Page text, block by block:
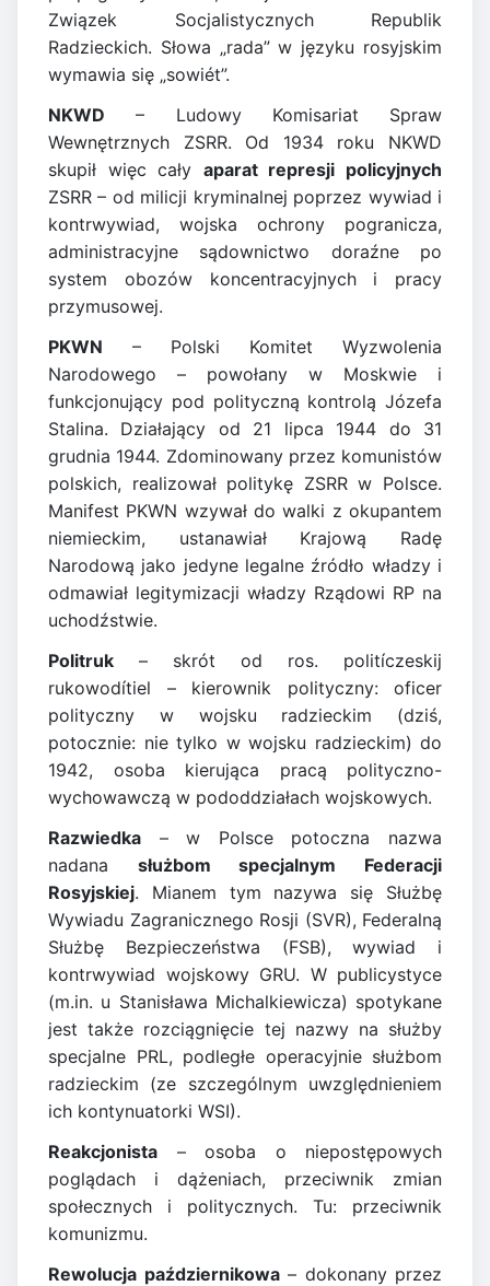
Związek Socjalistycznych Republik
Radzieckich. Słowa „rada” w języku rosyjskim
wymawia się „sowiét”.
NKWD – Ludowy Komisariat Spraw
Wewnętrznych ZSRR. Od 1934 roku NKWD
skupił więc cały aparat represji policyjnych
ZSRR – od milicji kryminalnej poprzez wywiad i
kontrwywiad, wojska ochrony pogranicza,
administracyjne sądownictwo doraźne po
system obozów koncentracyjnych i pracy
przymusowej.
PKWN – Polski Komitet Wyzwolenia
Narodowego – powołany w Moskwie i
funkcjonujący pod polityczną kontrolą Józefa
Stalina. Działający od 21 lipca 1944 do 31
grudnia 1944. Zdominowany przez komunistów
polskich, realizował politykę ZSRR w Polsce.
Manifest PKWN wzywał do walki z okupantem
niemieckim, ustanawiał Krajową Radę
Narodową jako jedyne legalne źródło władzy i
odmawiał legitymizacji władzy Rządowi RP na
uchodźstwie.
Politruk – skrót od ros. politíczeskij
rukowodítiel – kierownik polityczny: oficer
polityczny w wojsku radzieckim (dziś,
potocznie: nie tylko w wojsku radzieckim) do
1942, osoba kierująca pracą polityczno-
wychowawczą w pododdziałach wojskowych.
Razwiedka – w Polsce potoczna nazwa
nadana służbom specjalnym Federacji
Rosyjskiej. Mianem tym nazywa się Służbę
Wywiadu Zagranicznego Rosji (SVR), Federalną
Służbę Bezpieczeństwa (FSB), wywiad i
kontrwywiad wojskowy GRU. W publicystyce
(m.in. u Stanisława Michalkiewicza) spotykane
jest także rozciągnięcie tej nazwy na służby
specjalne PRL, podległe operacyjnie służbom
radzieckim (ze szczególnym uwzględnieniem
ich kontynuatorki WSI).
Reakcjonista – osoba o niepostępowych
poglądach i dążeniach, przeciwnik zmian
społecznych i politycznych. Tu: przeciwnik
komunizmu.
Rewolucja październikowa– dokonany przez